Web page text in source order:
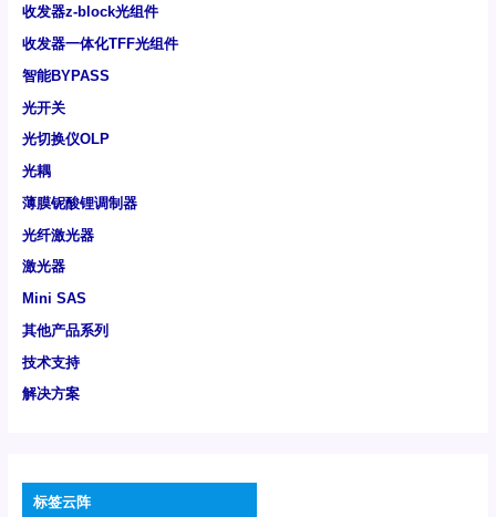
收发器z-block光组件
收发器一体化TFF光组件
智能BYPASS
光开关
光切换仪OLP
光耦
薄膜铌酸锂调制器
光纤激光器
激光器
Mini SAS
其他产品系列
技术支持
解决方案
标签云阵